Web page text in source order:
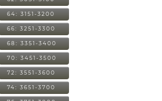
64: 3151-3200
66: 3251-3300
68: 3351-3400
70: 3451-3500
72: 3551-3600
74: 3651-3700